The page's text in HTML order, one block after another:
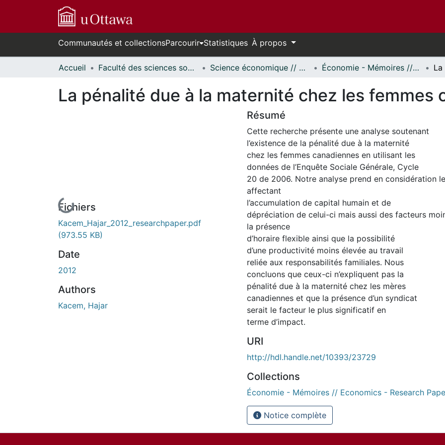
Communautés et collectionsParcourir Statistiques À propos
Accueil Faculté des sciences sociales // Faculty of Social Sciences Science économique // Economics Économie - Mémoires // Economics - Research Papers
La pénalité due à la maternité chez les femmes
En cours de chargement...
Fichiers
Kacem_Hajar_2012_researchpaper.pdf
(973.55 KB)
Date
2012
Authors
Kacem, Hajar
Résumé
Cette recherche présente une analyse soutenant
l’existence de la pénalité due à la maternité
chez les femmes canadiennes en utilisant les
données de l’Enquête Sociale Générale, Cycle
20 de 2006. Notre analyse prend en considération
affectant
l’accumulation de capital humain et de
dépréciation de celui-­ci mais aussi des facteurs
la présence
d’horaire flexible ainsi que la possibilité
d’une productivité moins élevée au travail
reliée aux responsabilités familiales. Nous
concluons que ceux-ci n’expliquent pas la
pénalité due à la maternité chez les mères
canadiennes et que la présence d’un syndicat
serait le facteur le plus significatif en
terme d’impact.
URI
http://hdl.handle.net/10393/23729
Collections
Économie - Mémoires // Economics - Research
Notice complète